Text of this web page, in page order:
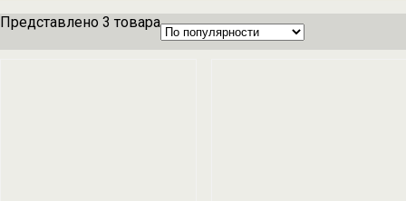
Представлено 3 товара